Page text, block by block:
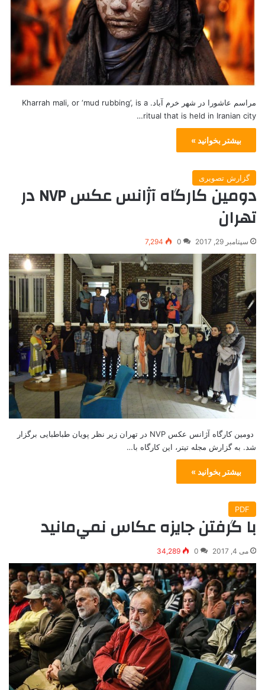
مراسم عاشورا در شهر خرم آباد. Kharrah mali, or ‘mud rubbing’, is a
ritual that is held in Iranian city…
بیشتر بخوانید »
گزارش تصویری
دومین کارگاه آژانس عکس NVP در
تهران
سپتامبر 29, 2017 0
7,294
دومین کارگاه آژانس عکس NVP در تهران زیر نظر پویان طباطبایی برگزار
شد. به گزارش مجله تیتر، این کارگاه با…
بیشتر بخوانید »
PDF
با گرفتن جايزه عكاس نمي‌مانيد
می 4, 2017 0
34,289